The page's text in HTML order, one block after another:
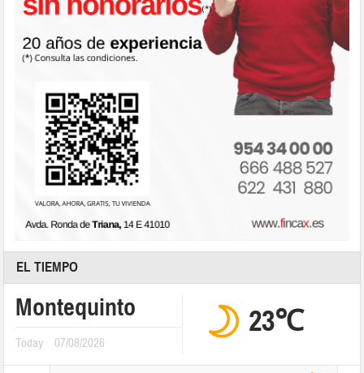
EL TIEMPO
Montequinto
Today 07/08/2026
23℃